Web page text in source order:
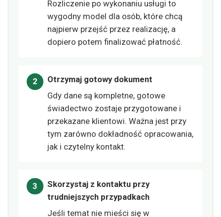
Rozliczenie po wykonaniu usługi to
wygodny model dla osób, które chcą
najpierw przejść przez realizację, a
dopiero potem finalizować płatność.
Otrzymaj gotowy dokument
Gdy dane są kompletne, gotowe
świadectwo zostaje przygotowane i
przekazane klientowi. Ważna jest przy
tym zarówno dokładność opracowania,
jak i czytelny kontakt.
Skorzystaj z kontaktu przy
trudniejszych przypadkach
Jeśli temat nie mieści się w